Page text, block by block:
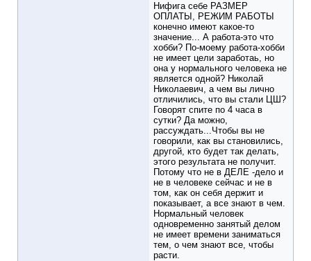
Нифига себе РАЗМЕР
ОПЛАТЫ, РЕЖИМ РАБОТЫ
конечно имеют какое-то
значение... А работа-это что
хобби? По-моему работа-хобби
не имеет цели заработаь, но
она у нормального человека не
является одной? Николай
Николаевич, а чем вы лично
отличились, что вы стали ЦШ?
Говорят спите по 4 часа в
сутки? Да можно,
рассуждать...Чтобы вы не
говорили, как вы становились,
другой, кто будет так делать,
этого результата не получит.
Потому что не в ДЕЛЕ -дело и
не в человеке сейчас и не в
том, как он себя держит и
показывает, а все знают в чем.
Нормальный человек
одновременно занятый делом
не имеет времени заниматься
тем, о чем знают все, чтобы
расти.